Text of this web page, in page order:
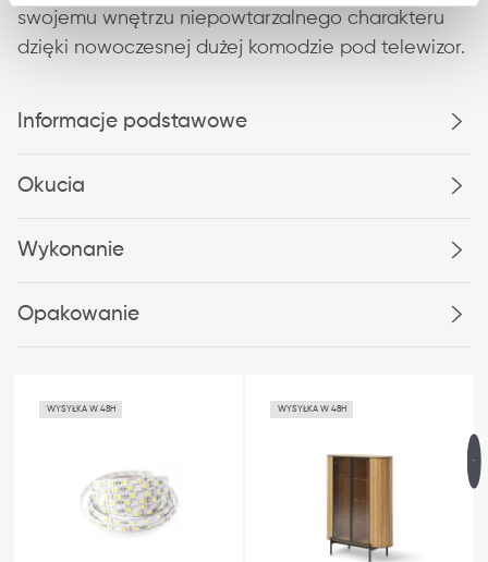
swojemu wnętrzu niepowtarzalnego charakteru
dzięki nowoczesnej dużej komodzie pod telewizor.
Informacje podstawowe
Okucia
Wykonanie
Opakowanie
WYSYŁKA W 48H WYSYŁKA W 48H